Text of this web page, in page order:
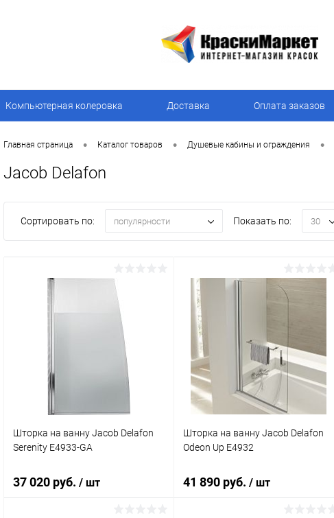
Компьютерная колеровка Доставка Оплата заказов
Главная страница • Каталог товаров • Душевые кабины и ограждения •
Jacob Delafon
Сортировать по: популярности Показать по: 30
Шторка на ванну Jacob Delafon
Serenity E4933-GA
37 020 руб. / шт
Шторка на ванну Jacob Delafon
Odeon Up E4932
41 890 руб. / шт